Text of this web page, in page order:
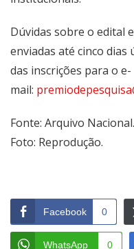
Dúvidas sobre o edital
enviadas até cinco
das inscrições para o e-
mail:
Fonte: Arquivo Nacional.
Foto: Reprodução.
Facebook 0
WhatsApp 0